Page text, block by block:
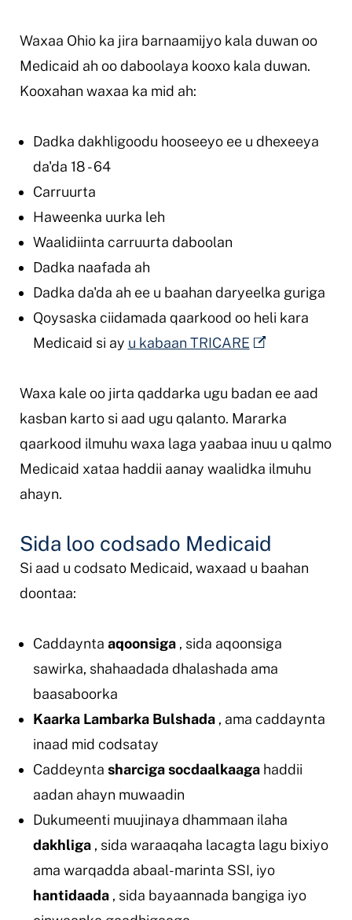
Waxaa Ohio ka jira barnaamijyo kala duwan oo
Medicaid ah oo daboolaya kooxo kala duwan.
Kooxahan waxaa ka mid ah:
Dadka dakhligoodu hooseeyo ee u dhexeeya
da'da 18 - 64
Carruurta
Haweenka uurka leh
Waalidiinta carruurta daboolan
Dadka naafada ah
Dadka da'da ah ee u baahan daryeelka guriga
Qoysaska ciidamada qaarkood oo heli kara
Medicaid si ay u kabaan TRICARE
Waxa kale oo jirta qaddarka ugu badan ee aad
kasban karto si aad ugu qalanto. Mararka
qaarkood ilmuhu waxa laga yaabaa inuu u qalmo
Medicaid xataa haddii aanay waalidka ilmuhu
ahayn.
Sida loo codsado Medicaid
Si aad u codsato Medicaid, waxaad u baahan
doontaa:
Caddaynta aqoonsiga, sida aqoonsiga
sawirka, shahaadada dhalashada ama
baasaboorka
Kaarka Lambarka Bulshada, ama caddaynta
inaad mid codsatay
Caddeynta sharciga socdaalkaagahaddii
aadan ahayn muwaadin
Dukumeenti muujinaya dhammaan ilaha
dakhliga, sida waraaqaha lacagta lagu bixiyo
ama warqadda abaal-marinta SSI, iyo
hantidaada, sida bayaannada bangiga iyo